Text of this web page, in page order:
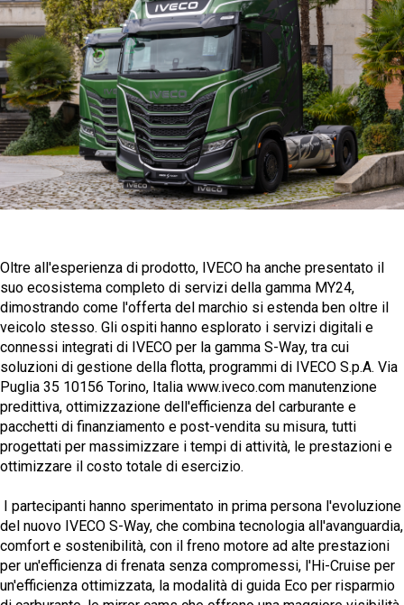
Oltre all'esperienza di prodotto, IVECO ha anche presentato il
suo ecosistema completo di servizi della gamma MY24,
dimostrando come l'offerta del marchio si estenda ben oltre il
veicolo stesso. Gli ospiti hanno esplorato i servizi digitali e
connessi integrati di IVECO per la gamma S-Way, tra cui
soluzioni di gestione della flotta, programmi di IVECO S.p.A. Via
Puglia 35 10156 Torino, Italia www.iveco.com manutenzione
predittiva, ottimizzazione dell'efficienza del carburante e
pacchetti di finanziamento e post-vendita su misura, tutti
progettati per massimizzare i tempi di attività, le prestazioni e
ottimizzare il costo totale di esercizio.
I partecipanti hanno sperimentato in prima persona l'evoluzione
del nuovo IVECO S-Way, che combina tecnologia all'avanguardia,
comfort e sostenibilità, con il freno motore ad alte prestazioni
per un'efficienza di frenata senza compromessi, l'Hi-Cruise per
un'efficienza ottimizzata, la modalità di guida Eco per risparmio